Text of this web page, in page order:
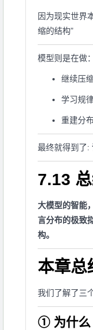
因为现实世界
缩的结构”
模型则是在做：
继续压
学习规
重建分
最终就得到了:
7.13
大模型的智能
言分布的极致
构。
本章总
我们了解了三
① 为什么